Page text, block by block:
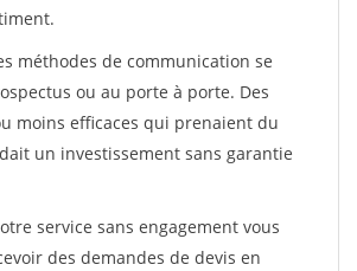
méthodes de communication se
ou au porte à porte. Des
moins efficaces qui prenaient du
un investissement sans garantie
service sans engagement vous
des demandes de devis en